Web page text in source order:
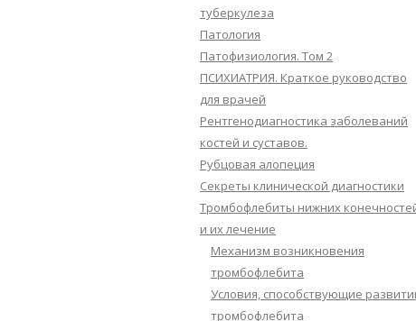
туберкулеза
Патология
Патофизиология. Том 2
ПСИХИАТРИЯ. Краткое руководство
для врачей
Рентгенодиагностика заболеваний
костей и суставов.
Рубцовая алопеция
Секреты клинической диагностики
Тромбофлебиты нижних
и их лечение
Механизм возникновения
тромбофлебита
Условия, способствующие
тромбофлебита